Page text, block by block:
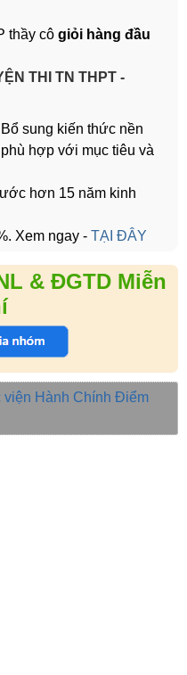
thầy cô giỏi hàng đầu
THI TN THPT -
sung kiến thức nền
hợp với mục tiêu và
hơn 15 năm kinh
Xem ngay - TẠI ĐÂY
& ĐGTD Miễn
Hành Chính Điểm